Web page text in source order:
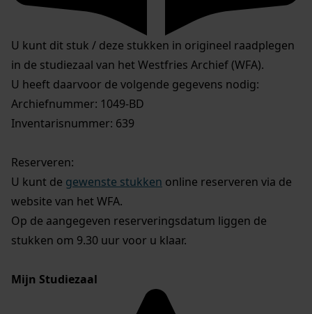
U kunt dit stuk / deze stukken in origineel raadplegen
in de studiezaal van het Westfries Archief (WFA).
U heeft daarvoor de volgende gegevens nodig:
Archiefnummer: 1049-BD
Inventarisnummer: 639
Reserveren:
U kunt de gewenste stukken online reserveren via de
website van het WFA.
Op de aangegeven reserveringsdatum liggen de
stukken om 9.30 uur voor u klaar.
Mijn Studiezaal